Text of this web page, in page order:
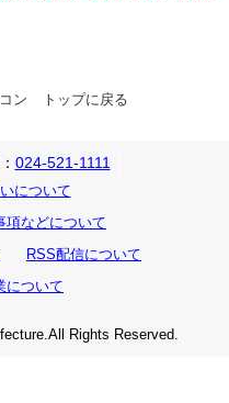
ン トップに戻る
024-521-1111
について
項などについて
RSS配信について
について
Rights Reserved.